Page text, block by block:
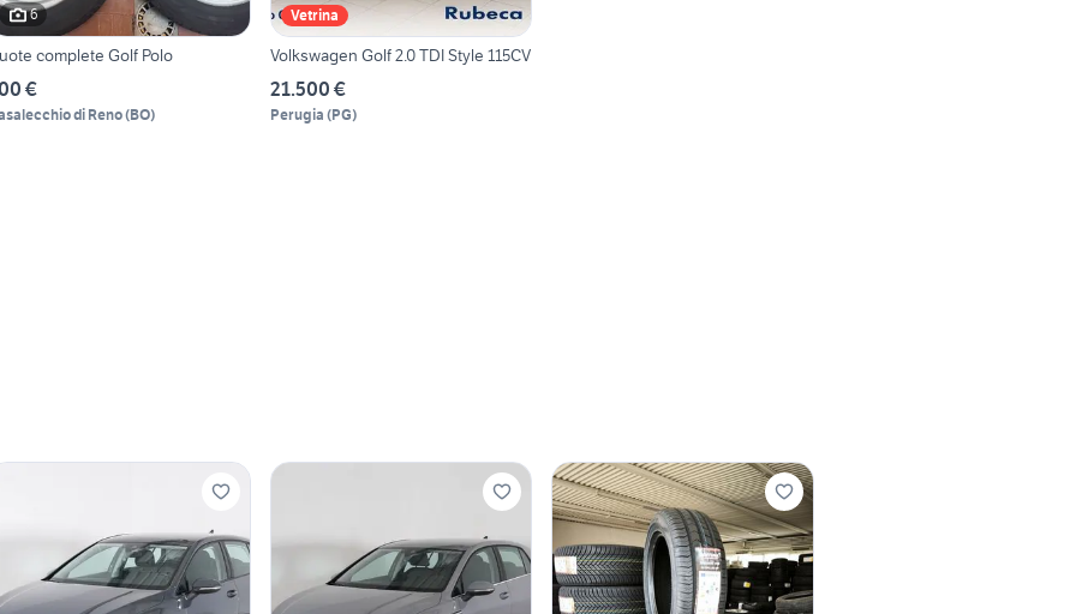
6
complete Golf Polo
€
di Reno(BO)
Vetrina
Volkswagen Golf 2.0 TDI Style 115CV
21.500 €
Perugia (PG)